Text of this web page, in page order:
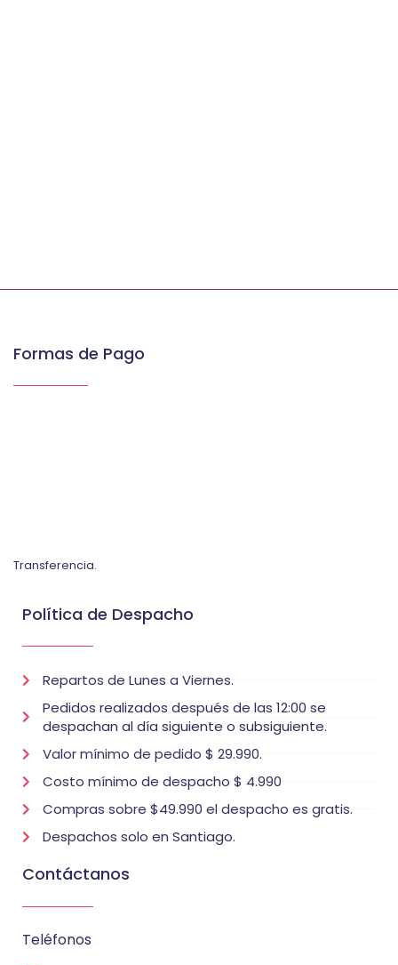
Formas de Pago
Transferencia.
Política de Despacho
Repartos de Lunes a Viernes.
Pedidos realizados después de las 12:00 se
despachan al día siguiente o subsiguiente.
Valor mínimo de pedido $ 29.990.
Costo mínimo de despacho $ 4.990
Compras sobre $49.990 el despacho es gratis.
Despachos solo en Santiago.
Contáctanos
Teléfonos